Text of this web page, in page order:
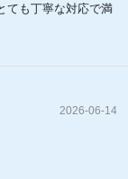
ても丁寧な対応で満
2026-06-14